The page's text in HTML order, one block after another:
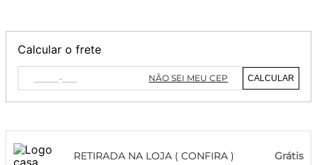
Calcular o frete
NÃO SEI MEU CEP CALCULAR
RETIRADA NA LOJA ( CONFIRA ) Grátis